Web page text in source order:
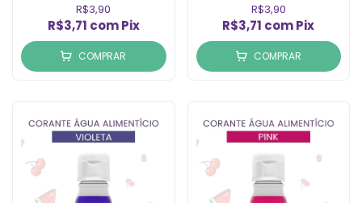
R$3,90
R$3,71 com Pix
COMPRAR
R$3,90
R$3,71 comPix
COMPRAR